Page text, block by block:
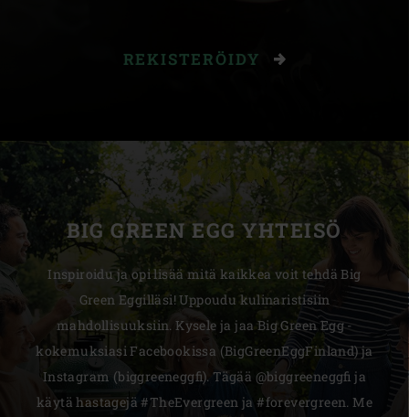
REKISTERÖIDY
BIG GREEN EGG YHTEISÖ
Inspiroidu ja opi lisää mitä kaikkea voit tehdä Big
Green Eggilläsi! Uppoudu kulinaristisiin
mahdollisuuksiin. Kysele ja jaa Big Green Egg -
kokemuksiasi Facebookissa (BigGreenEggFinland) ja
Instagram (biggreeneggfi). Tägää @biggreeneggfi ja
käytä hastagejä #TheEvergreen ja #forevergreen. Me